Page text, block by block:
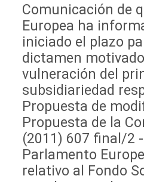
Comunicación de
Europea ha
iniciado el plazo
dictamen
vulneración del
subsidiariedad
Propuesta de
Propuesta de la
(2011) 607 final/2
Parlamento
relativo al Fondo